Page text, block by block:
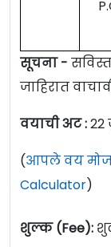
सूचना -
जाहिरात
वयाची अट :22
(आपले वय
Calculator)
शुल्क (Fee):